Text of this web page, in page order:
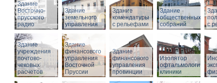
Здание
Восточно-
прусского
радио
Здание
земельного
управления
Здание
комендатуры
с рельефами
Здание
общественных
собраний
с
Здание
учреждения
почтово-
чековых
расчетов
Здание
финансового
управления
Восточной
Пруссии
Здание
финансового
управления
провинции
Изолятор
клиники